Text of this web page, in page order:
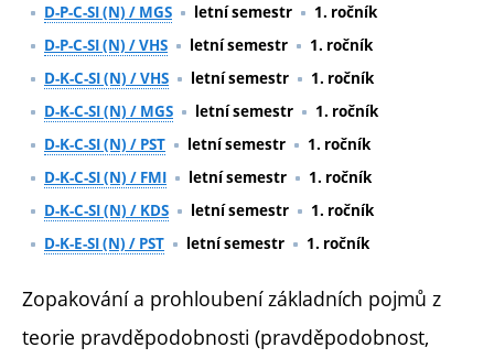
D-P-C-SI (N) / MGS
letní semestr
1. ročník
D-P-C-SI (N) / VHS
letní semestr
1. ročník
D-K-C-SI (N) / VHS
letní semestr
1. ročník
D-K-C-SI (N) / MGS
letní semestr
1. ročník
D-K-C-SI (N) / PST
letní semestr
1. ročník
D-K-C-SI (N) / FMI
letní semestr
1. ročník
D-K-C-SI (N) / KDS
letní semestr
1. ročník
D-K-E-SI (N) / PST
letní semestr 1. ročník
Zopakování a prohloubení základních pojmů z
teorie pravděpodobnosti (pravděpodobnost,